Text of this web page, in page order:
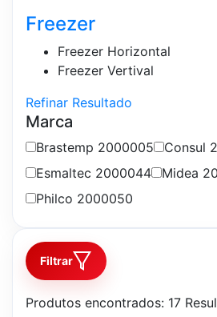
Freezer
Freezer Horizontal
Freezer Vertival
Refinar Resultado
Marca
Brastemp 2000005 Consul
Esmaltec 2000044 Midea
Philco 2000050
Filtrar
Produtos encontrados: 17